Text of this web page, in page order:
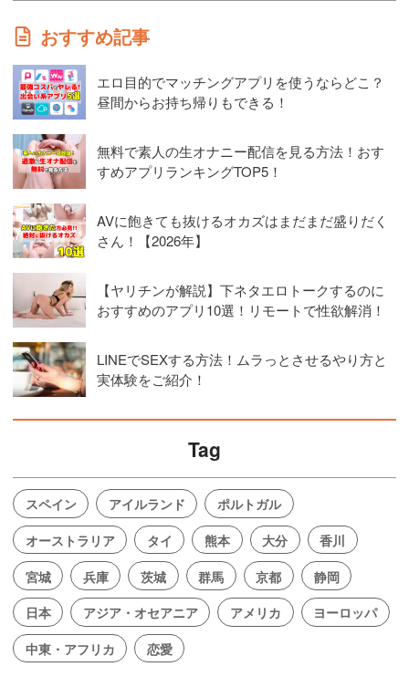
おすすめ記事
エロ目的でマッチングアプリを使うならどこ？
昼間からお持ち帰りもできる！
無料で素人の生オナニー配信を見る方法！おす
すめアプリランキングTOP5！
AVに飽きても抜けるオカズはまだまだ盛りだく
さん！【2026年】
【ヤリチンが解説】下ネタエロトークするのに
おすすめのアプリ10選！リモートで性欲解消！
LINEでSEXする方法！ムラっとさせるやり方と
実体験をご紹介！
Tag
スペイン アイルランド
ポルトガル
オーストラリア
タイ 熊本 大分
香川
宮城
兵庫 茨城 群馬 京都
静岡
日本
アジア・オセアニア アメリカ
ヨーロッパ
中東・アフリカ
恋愛